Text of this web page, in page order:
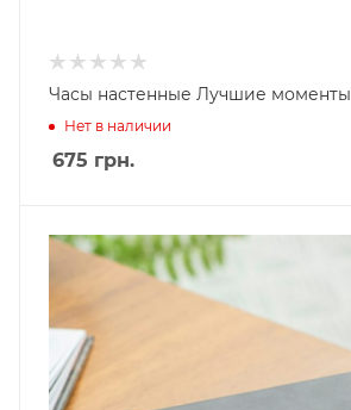
Часы настенные Лучшие моменты
Нет в наличии
675 грн.